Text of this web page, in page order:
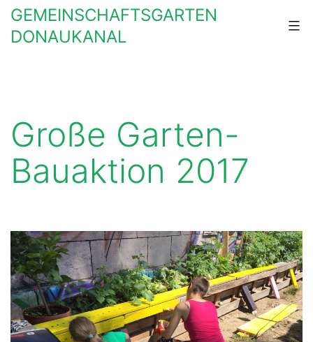
Zum
Inhalt
GEMEINSCHAFTSGARTEN
DONAUKANAL
Große Garten-
Bauaktion 2017